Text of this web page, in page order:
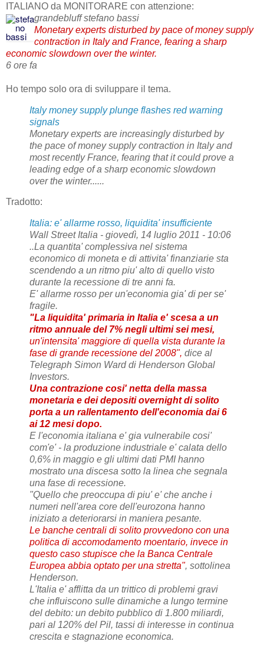
ITALIANO da MONITORARE con attenzione:
grandebluff stefano bassi
Monetary experts disturbed by pace of money supply
contraction in Italy and France, fearing a sharp
economic slowdown over the winter.
6 ore fa
Ho tempo solo ora di sviluppare il tema.
Italy money supply plunge flashes red warning
signals
Monetary experts are increasingly disturbed by
the pace of money supply contraction in Italy and
most recently France, fearing that it could prove a
leading edge of a sharp economic slowdown
over the winter......
Tradotto:
Italia: e' allarme rosso, liquidita' insufficiente
Wall Street Italia - giovedì, 14 luglio 2011 - 10:06
..La quantita' complessiva nel sistema
economico di moneta e di attivita' finanziarie sta
scendendo a un ritmo piu' alto di quello visto
durante la recessione di tre anni fa.
E' allarme rosso per un'economia gia' di per se'
fragile.
"La liquidita' primaria in Italia e' scesa a un
ritmo annuale del 7% negli ultimi sei mesi,
un'intensita' maggiore di quella vista durante la
fase di grande recessione del 2008", dice al
Telegraph Simon Ward di Henderson Global
Investors.
Una contrazione cosi' netta della massa
monetaria e dei depositi overnight di solito
porta a un rallentamento dell'economia dai 6
ai 12 mesi dopo.
E l'economia italiana e' gia vulnerabile cosi'
com'e' - la produzione industriale e' calata dello
0,6% in maggio e gli ultimi dati PMI hanno
mostrato una discesa sotto la linea che segnala
una fase di recessione.
"Quello che preoccupa di piu' e' che anche i
numeri nell'area core dell'eurozona hanno
iniziato a deteriorarsi in maniera pesante.
Le banche centrali di solito provvedono con una
politica di accomodamento moentario, invece in
questo caso stupisce che la Banca Centrale
Europea abbia optato per una stretta", sottolinea
Henderson.
L'Italia e' afflitta da un trittico di problemi gravi
che influiscono sulle dinamiche a lungo termine
del debito: un debito pubblico di 1.800 miliardi,
pari al 120% del Pil, tassi di interesse in continua
crescita e stagnazione economica.